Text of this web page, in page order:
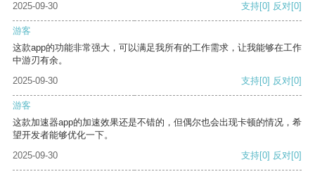
2025-09-30 支持[0] 反对[0]
游客
这款app的功能非常强大，可以满足我所有的工作需求，让我能够在工作
中游刃有余。
2025-09-30
支持[0] 反对[0]
游客
这款加速器app的加速效果还是不错的，但偶尔也会出现卡顿的情况，希
望开发者能够优化一下。
2025-09-30
支持[0] 反对[0]